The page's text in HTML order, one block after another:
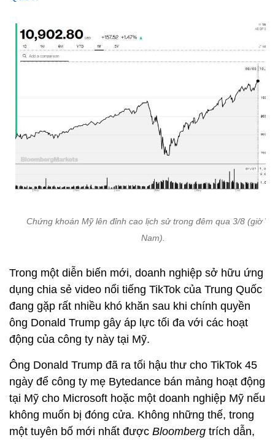
Chứng khoán Mỹ lên đỉnh cao lịch sử trong đêm qua 3/8 (giờ
Nam).
Trong một diễn biến mới, doanh nghiệp sở hữu ứng
dụng chia sẻ video nổi tiếng TikTok của Trung Quốc
đang gặp rất nhiều khó khăn sau khi chính quyền
ông Donald Trump gây áp lực tối đa với các hoạt
động của công ty này tại Mỹ.
Ông Donald Trump đã ra tối hậu thư cho TikTok 45
ngày để công ty mẹ Bytedance bán mảng hoạt động
tại Mỹ cho Microsoft hoặc một doanh nghiệp Mỹ nếu
không muốn bị đóng cửa. Không những thế, trong
một tuyên bố mới nhất được Bloomberg trích dẫn,